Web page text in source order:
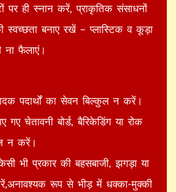
पर ही स्नान करें, प्राकृतिक संसाधनों
बनाए रखें – प्लास्टिक व कूड़ा
फैलाएं।
पदार्थों का सेवन बिल्कुल न करें।
गए चेतावनी बोर्ड, बैरिकेडिंग या रोक
न करें।
भी प्रकार की बहसबाजी, झगड़ा या
रूप से भीड़ में धक्का-मुक्की